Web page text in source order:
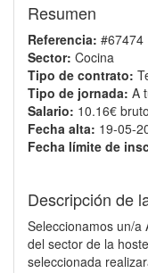
Resumen
Referencia: #67474
Sector: Cocina
Tipo de contrato:
Tipo de jornada: A
Salario: 10.16€
Fecha alta: 19-05-
Fecha límite de
Descripción de
Seleccionamos un/a
del sector de la
seleccionada